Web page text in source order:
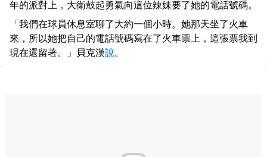
年的派對上，大衛鼓起勇氣向這位辣妹要了她的電話號碼。
「我們在球員休息室聊了大約一個小時。她那天坐了火車
來，所以她把自己的電話號碼寫在了火車票上，這張票我到
現在還留著。」貝克漢說。